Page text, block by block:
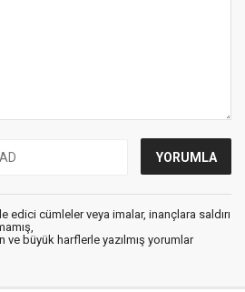
edici cümleler veya imalar, inançlara saldırı
ve büyük harflerle yazılmış yorumlar